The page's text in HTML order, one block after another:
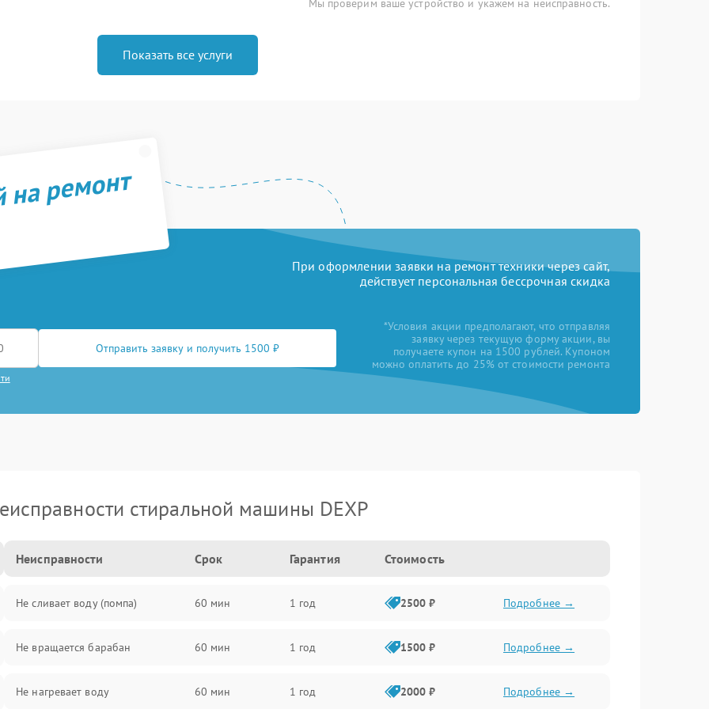
Мы проверим ваше устройство и укажем на неисправность.
Показать все услуги
ремонт
При оформлении заявки на ремонт техники через сайт,
действует персональная бессрочная скидка
Отправить заявку и получить 1500 ₽
*Условия акции предполагают, что отправляя
заявку через текущую форму акции, вы
получаете купон на 1500 рублей. Купоном
можно оплатить до 25% от стоимости ремонта
стиральной машины DEXP
Неисправности Срок Гарантия Стоимость
Не сливает воду (помпа) 60 мин 1 год 2500 ₽ Подробнее →
Не вращается барабан 60 мин 1 год 1500 ₽ Подробнее →
Не нагревает воду 60 мин 1 год 2000 ₽ Подробнее →